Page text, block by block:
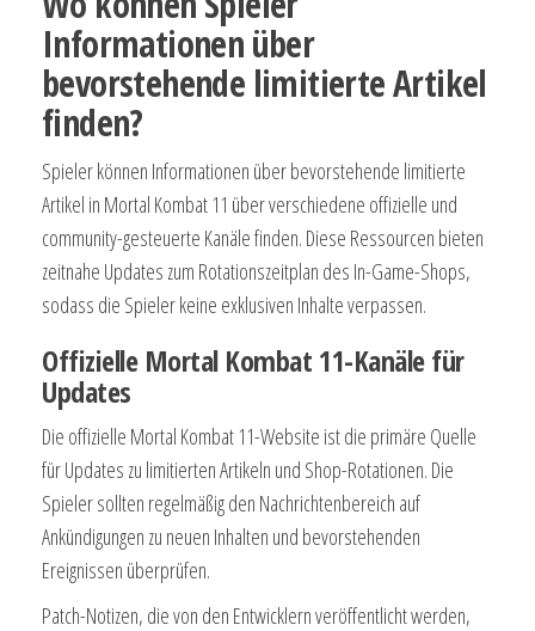
Informationen über
bevorstehende limitierte Artikel
finden?
Spieler können Informationen über bevorstehende limitierte
Artikel in Mortal Kombat 11 über verschiedene offizielle und
community-gesteuerte Kanäle finden. Diese Ressourcen bieten
zeitnahe Updates zum Rotationszeitplan des In-Game-Shops,
sodass die Spieler keine exklusiven Inhalte verpassen.
Offizielle Mortal Kombat 11-Kanäle für
Updates
Die offizielle Mortal Kombat 11-Website ist die primäre Quelle
für Updates zu limitierten Artikeln und Shop-Rotationen. Die
Spieler sollten regelmäßig den Nachrichtenbereich auf
Ankündigungen zu neuen Inhalten und bevorstehenden
Ereignissen überprüfen.
Patch-Notizen, die von den Entwicklern veröffentlicht werden,